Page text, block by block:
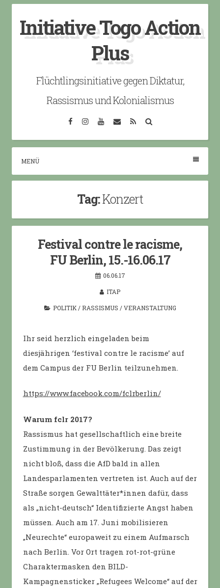
content
Initiative Togo Action
Plus
Flüchtlingsinitiative gegen Diktatur,
Rassismus und Kolonialismus
FacebookInstagramYouTube
EmailRSS
MENÜ
Tag:Konzert
Festival contre le racisme,
FU Berlin, 15.-16.06.17
06.06.17
ITAP
POLITIK/ RASSISMUS /VERANSTALTUNG
Ihr seid herzlich eingeladen beim
diesjährigen ‘festival contre le racisme’ auf
dem Campus der FU Berlin teilzunehmen.
https://www.facebook.com/fclrberlin/
Warum fclr 2017?
Rassismus hat gesellschaftlich eine breite
Zustimmung in der Bevölkerung. Das zeigt
nicht bloß, dass die AfD bald in allen
Landesparlamenten vertreten ist. Auch auf der
Straße sorgen Gewalttäter*innen dafür, dass
als „nicht-deutsch“ Identifizierte Angst haben
müssen. Auch am 17. Juni mobilisieren
„Neurechte“ europaweit zu einem Aufmarsch
nach Berlin. Vor Ort tragen rot-rot-grüne
Charaktermasken den BILD-
Kampagnensticker „Refugees Welcome“ auf der